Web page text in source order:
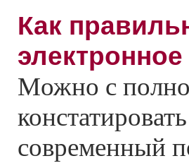
Как
Mожно с
современный